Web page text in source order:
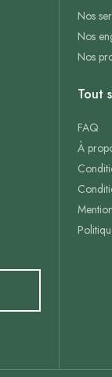
Nos
Nos
Nos
Tout
FAQ
À